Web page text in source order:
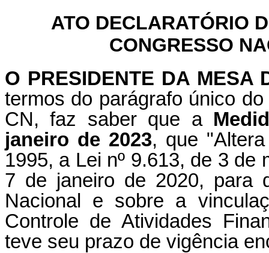
ATO DECLARATÓRIO
CONGRESSO
O PRESIDENTE DA MESA
termos do parágrafo único
CN, faz saber que a
janeiro de 2023, que
1995, a Lei nº 9.613, de 3 de
7 de janeiro de 2020, para
Nacional e sobre a
Controle de Atividades
teve seu prazo de vigência